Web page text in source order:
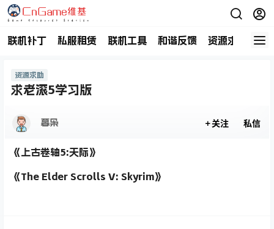
联机补丁 私服租赁 联机工具 和谐反馈 资源求助 商
资源求助
求老滚5学习版
暮枭 关注 私信
《上古卷轴5:天际》
《The Elder Scrolls V: Skyrim》